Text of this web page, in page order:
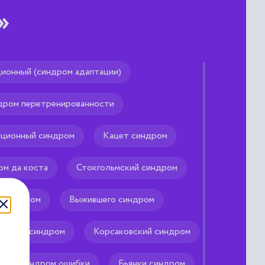
частицы с нулевой
(синдром адаптации)
перетренированности
синдром Кацет синдром
да коста Стокгольмский синдром
синдром Выжившего синдром
синдром Корсаковский синдром